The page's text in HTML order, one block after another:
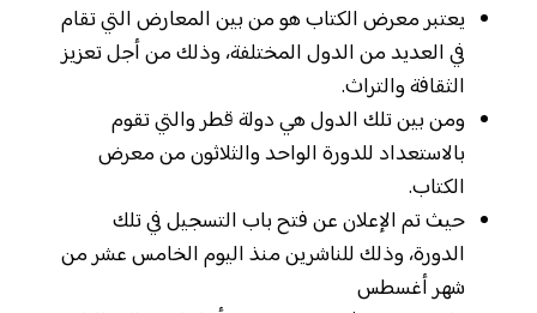
يعتبر معرض الكتاب هو من بين المعارض التي تقام
في العديد من الدول المختلفة، وذلك من أجل تعزيز
الثقافة والتراث.
ومن بين تلك الدول هي دولة قطر والتي تقوم
بالاستعداد للدورة الواحد والثلاثون من معرض
الكتاب.
حيث تم الإعلان عن فتح باب التسجيل في تلك
الدورة، وذلك للناشرين منذ اليوم الخامس عشر من
شهر أغسطس